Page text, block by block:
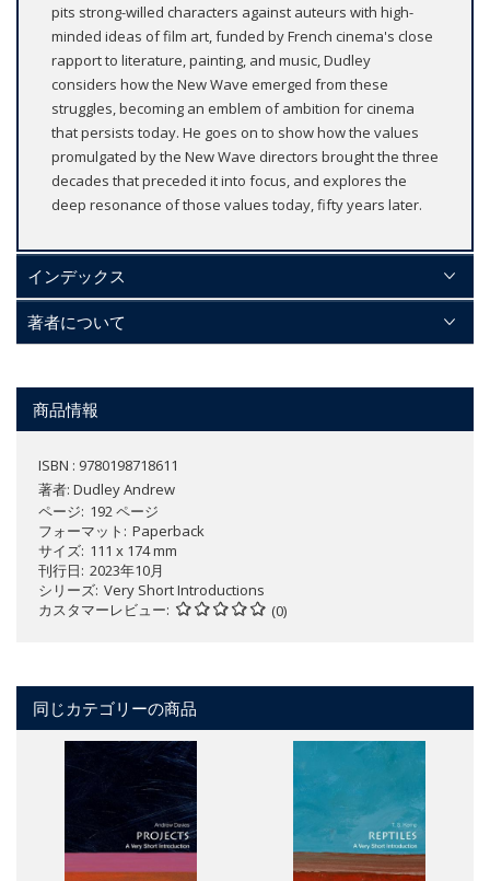
pits strong-willed characters against auteurs with high-
minded ideas of film art, funded by French cinema's close
rapport to literature, painting, and music, Dudley
considers how the New Wave emerged from these
struggles, becoming an emblem of ambition for cinema
that persists today. He goes on to show how the values
promulgated by the New Wave directors brought the three
decades that preceded it into focus, and explores the
deep resonance of those values today, fifty years later.
インデックス
著者について
商品情報
ISBN : 9780198718611
著者: Dudley Andrew
ページ 192 ページ
フォーマット
Paperback
サイズ 111 x 174 mm
刊行日 2023年10月
シリーズ Very Short Introductions
カスタマーレビュー
(0)
同じカテゴリーの商品